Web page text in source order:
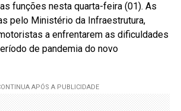
funções nesta quarta-feira (01). As
pelo Ministério da Infraestrutura,
a enfrentarem as dificuldades
de pandemia do novo